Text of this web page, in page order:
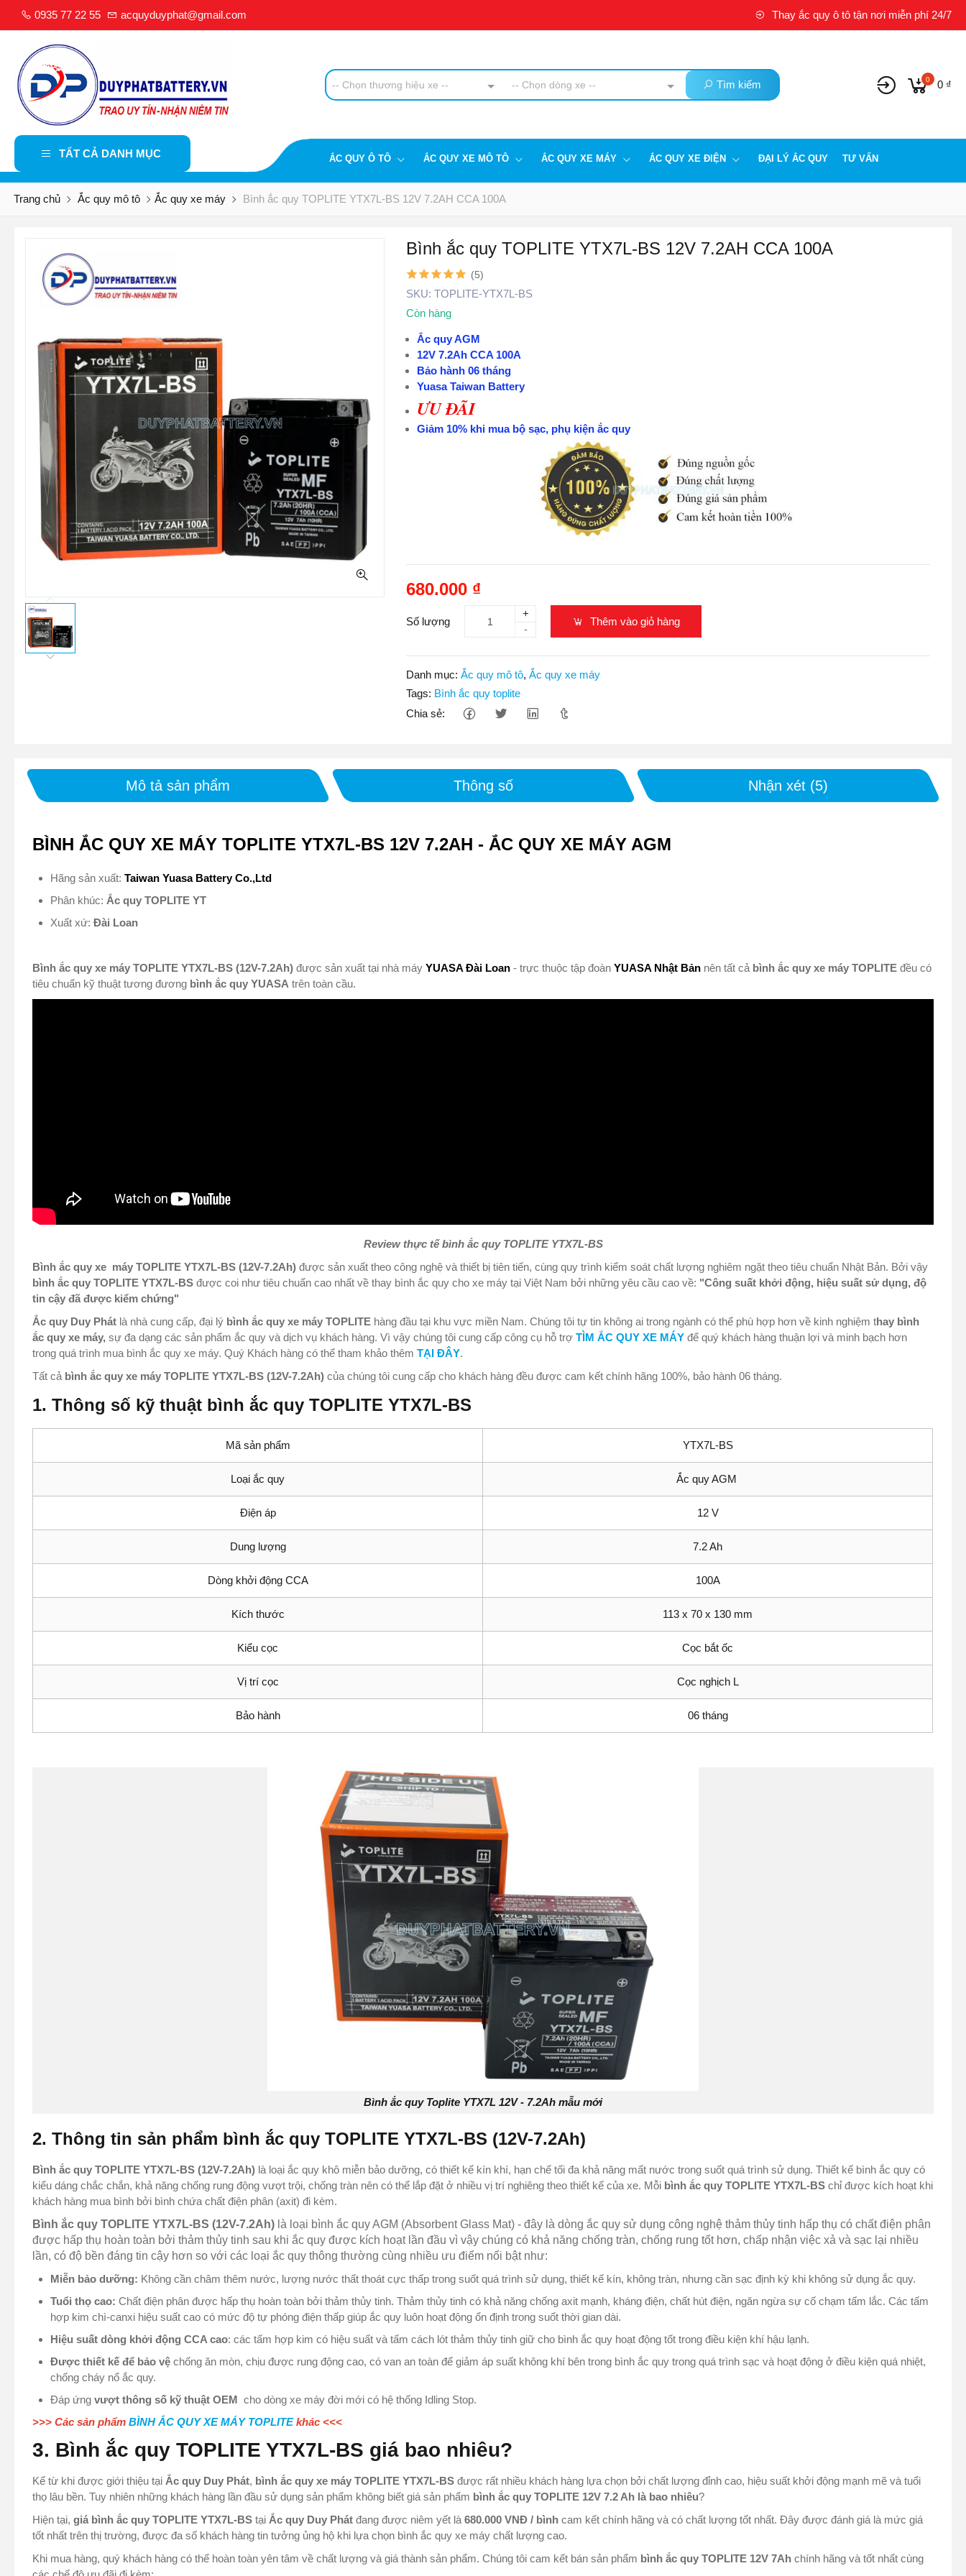
0935 77 22 55 acquyduyphat@gmail.com Thay ắc quy ô tô tận nơi miễn phí 24/7
-- Chọn thương hiệu xe -- -- Chọn dòng xe -- Tìm kiếm 0 0 ₫
TẤT CẢ DANH MỤC ẮC QUY Ô TÔ ẮC QUY XE MÔ TÔ ẮC QUY XE MÁY ẮC QUY XE ĐIỆN ĐẠI LÝ ẮC QUY TƯ VẤN
Trang chủ Ắc quy mô tô Ắc quy xe máy Bình ắc quy TOPLITE YTX7L-BS 12V 7.2AH CCA 100A
Bình ắc quy TOPLITE YTX7L-BS 12V 7.2AH CCA 100A
(5)
SKU:TOPLITE-YTX7L-BS
Còn hàng
Ắc quy AGM
12V 7.2Ah CCA 100A
Bảo hành 06 tháng
Yuasa Taiwan Battery
ƯU ĐÃI
Giảm 10% khi mua bộ sạc, phụ kiện ắc quy
680.000 ₫
Số lượng
+
-
Thêm vào giỏ hàng
Danh mục: Ắc quy mô tô,Ắc quy xe máy
Tags: Bình ắc quy toplite
Chia sẻ:
Mô tả sản phẩm Thông số Nhận xét (5)
BÌNH ẮC QUY XE MÁY TOPLITE YTX7L-BS 12V 7.2AH - ẮC QUY XE MÁY AGM
Hãng sản xuất:Taiwan Yuasa Battery Co.,Ltd
Phân khúc: Ắc quy TOPLITE YT
Xuất xứ: Đài Loan
Bình ắc quy xe máy TOPLITE YTX7L-BS (12V-7.2Ah) được sản xuất tại nhà máyYUASA Đài Loan - trực thuộc tập đoànYUASA Nhật Bản nên tất cả bình ắc quy xe máy TOPLITE đều có
tiêu chuẩn kỹ thuật tương đương bình ắc quy YUASA trên toàn cầu.
Review thực tế bình ắc quy TOPLITE YTX7L-BS
Bình ắc quy xe máy TOPLITE YTX7L-BS (12V-7.2Ah) được sản xuất theo công nghệ và thiết bị tiên tiến, cùng quy trình kiểm soát chất lượng nghiêm ngặt theo tiêu chuẩn Nhật Bản. Bởi vậy
bình ắc quy TOPLITE YTX7L-BS được coi như tiêu chuẩn cao nhất về thay bình ắc quy cho xe máy tại Việt Nam bởi những yêu cầu cao về: "Công suất khởi động, hiệu suất sử dụng, độ
tin cậy đã được kiểm chứng"
Ắc quy Duy Phát là nhà cung cấp, đại lý bình ắc quy xe máy TOPLITE hàng đầu tại khu vực miền Nam. Chúng tôi tự tin không ai trong ngành có thể phù hợp hơn về kinh nghiệm thay bình
ắc quy xe máy,sự đa dạng các sản phẩm ắc quy và dịch vụ khách hàng. Vì vậy chúng tôi cung cấp công cụ hỗ trợTÌM ẮC QUY XE MÁY để quý khách hàng thuận lợi và minh bạch hơn
trong quá trình mua bình ắc quy xe máy. Quý Khách hàng có thể tham khảo thêmTẠI ĐÂY.
Tất cả bình ắc quy xe máy TOPLITE YTX7L-BS (12V-7.2Ah) của chúng tôi cung cấp cho khách hàng đều được cam kết chính hãng 100%, bảo hành 06 tháng.
1. Thông số kỹ thuật bình ắc quy TOPLITE YTX7L-BS
Mã sản phẩm YTX7L-BS
Loại ắc quy Ắc quy AGM
Điện áp 12 V
Dung lượng 7.2 Ah
Dòng khởi động CCA 100A
Kích thước 113 x 70 x 130 mm
Kiểu cọc Cọc bắt ốc
Vị trí cọc Cọc nghịch L
Bảo hành 06 tháng
Bình ắc quy Toplite YTX7L 12V - 7.2Ah mẫu mới
2. Thông tin sản phẩm bình ắc quy TOPLITE YTX7L-BS (12V-7.2Ah)
Bình ắc quy TOPLITE YTX7L-BS (12V-7.2Ah) là loại ắc quy khô miễn bảo dưỡng, có thiết kế kín khí, hạn chế tối đa khả năng mất nước trong suốt quá trình sử dụng. Thiết kế bình ắc quy có
kiểu dáng chắc chắn, khả năng chống rung động vượt trội, chống tràn nên có thể lắp đặt ở nhiều vị trí nghiêng theo thiết kế của xe. Mỗi bình ắc quy TOPLITE YTX7L-BS chỉ được kích hoạt khi
khách hàng mua bình bởi bình chứa chất điện phân (axit) đi kèm.
Bình ắc quy TOPLITE YTX7L-BS (12V-7.2Ah) là loại bình ắc quy AGM (Absorbent Glass Mat) - đây là dòng ắc quy sử dụng công nghệ thảm thủy tinh hấp thụ có chất điện phân
được hấp thụ hoàn toàn bởi thảm thủy tinh sau khi ắc quy được kích hoạt lần đầu vì vậy chúng có khả năng chống tràn, chống rung tốt hơn, chấp nhận việc xả và sạc lại nhiều
lần, có độ bền đáng tin cậy hơn so với các loại ắc quy thông thường cùng nhiều ưu điểm nổi bật như:
Miễn bảo dưỡng: Không cần châm thêm nước, lượng nước thất thoát cực thấp trong suốt quá trình sử dụng, thiết kế kín, không tràn, nhưng cần sạc định kỳ khi không sử dụng ắc quy.
Tuổi thọ cao: Chất điện phân được hấp thụ hoàn toàn bởi thảm thủy tinh. Thảm thủy tinh có khả năng chống axit mạnh, kháng điện, chất hút điện, ngăn ngừa sự cố chạm tấm lắc. Các tấm
hợp kim chì-canxi hiệu suất cao có mức độ tự phóng điện thấp giúp ắc quy luôn hoạt động ổn định trong suốt thời gian dài.
Hiệu suất dòng khởi động CCA cao: các tấm hợp kim có hiệu suất và tấm cách lót thảm thủy tinh giữ cho bình ắc quy hoạt động tốt trong điều kiện khí hậu lạnh.
Được thiết kế để bảo vệ chống ăn mòn, chịu được rung động cao, có van an toàn để giảm áp suất không khí bên trong bình ắc quy trong quá trình sạc và hoạt động ở điều kiện quá nhiệt,
chống cháy nổ ắc quy.
Đáp ứngvượt thông số kỹ thuật OEM cho dòng xe máy đời mới có hệ thống Idling Stop.
>>> Các sản phẩmBÌNH ẮC QUY XE MÁY TOPLITEkhác <<<
3. Bình ắc quy TOPLITE YTX7L-BS giá bao nhiêu?
Kể từ khi được giới thiệu tại Ắc quy Duy Phát, bình ắc quy xe máy TOPLITE YTX7L-BS được rất nhiều khách hàng lựa chọn bởi chất lượng đỉnh cao, hiệu suất khởi động mạnh mẽ và tuổi
thọ lâu bền. Tuy nhiên những khách hàng lần đầu sử dụng sản phẩm không biết giá sản phẩm bình ắc quy TOPLITE 12V 7.2 Ah là bao nhiêu?
Hiện tại,giá bình ắc quy TOPLITE YTX7L-BS tại Ắc quy Duy Phát đang được niêm yết là680.000 VNĐ / bìnhcam kết chính hãng và có chất lượng tốt nhất. Đây được đánh giá là mức giá
tốt nhất trên thị trường, được đa số khách hàng tin tưởng ủng hộ khi lựa chọn bình ắc quy xe máy chất lượng cao.
Khi mua hàng, quý khách hàng có thể hoàn toàn yên tâm về chất lượng và giá thành sản phẩm. Chúng tôi cam kết bán sản phẩm bình ắc quy TOPLITE 12V 7Ah chính hãng và tốt nhất cùng